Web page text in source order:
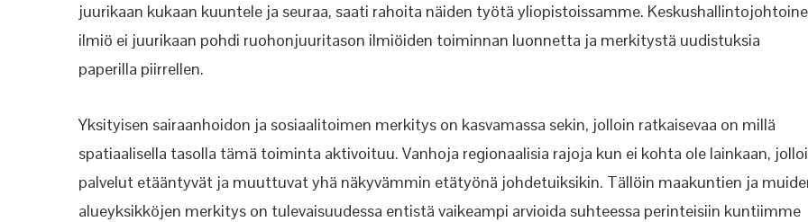
juurikaan kukaan kuuntele ja seuraa, saati rahoita näiden työtä yliopistoissamme.
ilmiö ei juurikaan pohdi ruohonjuuritason ilmiöiden toiminnan luonnetta ja merkitystä uudistuksia
paperilla piirrellen.
Yksityisen sairaanhoidon ja sosiaalitoimen merkitys on kasvamassa sekin, jolloin ratkaisevaa on millä
spatiaalisella tasolla tämä toiminta aktivoituu. Vanhoja regionaalisia rajoja kun ei kohta ole lainkaan,
palvelut etääntyvät ja muuttuvat yhä näkyvämmin etätyönä johdetuiksikin. Tällöin maakuntien ja
alueyksikköjen merkitys on tulevaisuudessa entistä vaikeampi arvioida suhteessa perinteisiin kuntiimme